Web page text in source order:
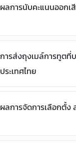
ผลการนับคะแนนออก
การส่งถุงเมล์การทูตที่
ประเทศไทย
ผลการจัดการเลือกตั้ง